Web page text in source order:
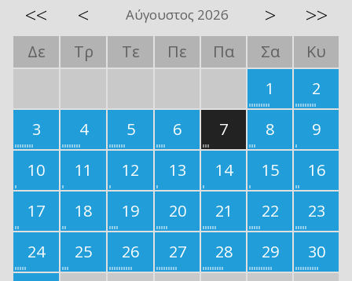
<< < Αύγουστος 2026 > >>
Δε Τρ Τε Πε Πα Σα
Κυ
1
2
3
4 5 6 7 8
9
10
11 12 13 14 15
16
17
18 19 20 21 22
23
24
25 26 27 28 29
30